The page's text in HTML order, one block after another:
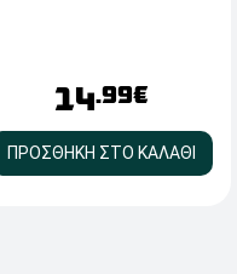
14.99€
ΠΡΟΣΘΗΚΗ ΣΤΟ ΚΑΛΑΘΙ